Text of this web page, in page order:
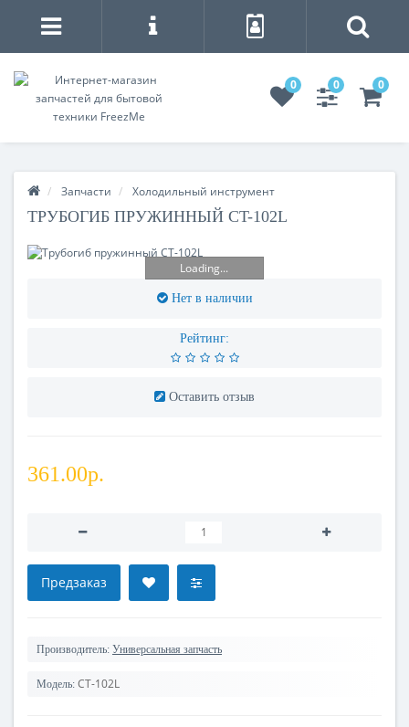
0 0 0
Запчасти Холодильный инструмент
ТРУБОГИБ ПРУЖИННЫЙ CT-102L
Loading...
Нет в наличии
Рейтинг:
Оставить отзыв
361.00р.
Предзаказ
Производитель: Универсальная запчасть
Модель: CT-102L